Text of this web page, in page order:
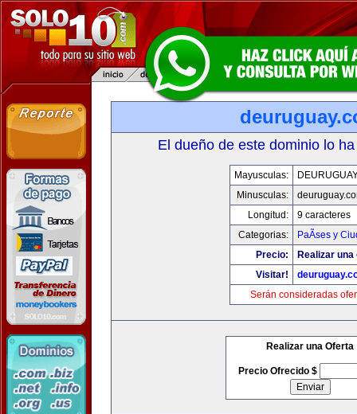
El dueño de este dominio lo
Mayusculas:
Minusculas:
Longitud:
9 caracteres
Categorias:
PaÃ­ses y
Precio:
Realizar
Visitar!
Serán consideradas
Realizar una Oferta
Precio Ofrecido $